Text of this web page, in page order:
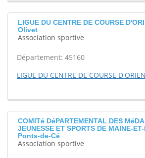
LIGUE DU CENTRE DE COURSE
Olivet
Association sportive
Département: 45160
LIGUE DU CENTRE DE COURSE
COMITé DéPARTEMENTAL DES
JEUNESSE ET SPORTS DE MAINE-
Ponts-de-Cé
Association sportive